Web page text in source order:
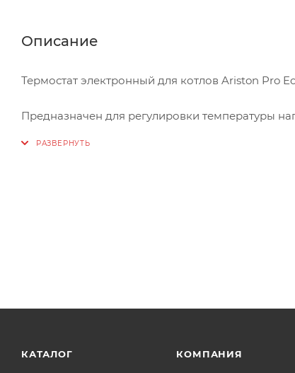
Описание
Термостат электронный для котлов Ariston Pro
Предназначен для регулировки температуры
Abs Blu Eco 80 V Slim
КАТАЛОГ КОМПАНИЯ